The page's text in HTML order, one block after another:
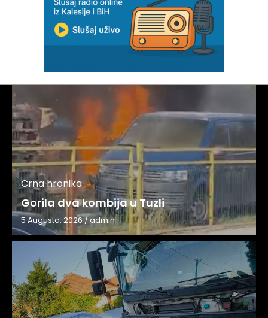
Crna hronika
Gorila dva kombija u Tuzli
5 Augusta, 2026/admin